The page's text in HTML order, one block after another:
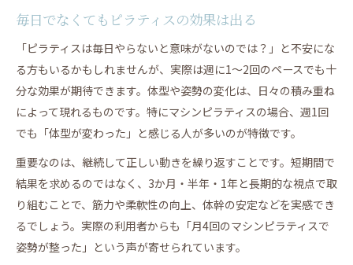
毎日でなくてもピラティスの効果は出る
「ピラティスは毎日やらないと意味がないのでは？」と不安にな
る方もいるかもしれませんが、実際は週に1～2回のペースでも十
分な効果が期待できます。体型や姿勢の変化は、日々の積み重ね
によって現れるものです。特にマシンピラティスの場合、週1回
でも「体型が変わった」と感じる人が多いのが特徴です。
重要なのは、継続して正しい動きを繰り返すことです。短期間で
結果を求めるのではなく、3か月・半年・1年と長期的な視点で取
り組むことで、筋力や柔軟性の向上、体幹の安定などを実感でき
るでしょう。実際の利用者からも「月4回のマシンピラティスで
姿勢が整った」という声が寄せられています。